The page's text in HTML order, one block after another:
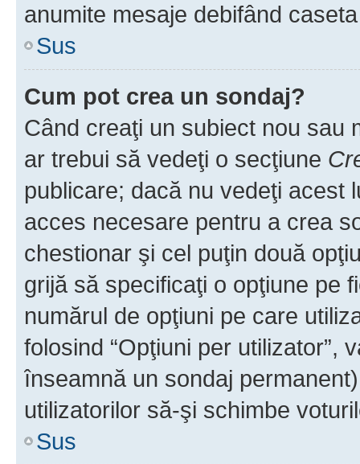
anumite mesaje debifând
Sus
Cum pot crea un sondaj?
Când creaţi un subiect nou sau
ar trebui să vedeţi o secţiune
publicare; dacă nu vedeţi acest
acces necesare pentru a crea
chestionar şi cel puţin două
grijă să specificaţi o opţiune pe
numărul de opţiuni pe care
folosind “Opţiuni per utilizator”,
înseamnă un sondaj
utilizatorilor să-şi schimbe
Sus